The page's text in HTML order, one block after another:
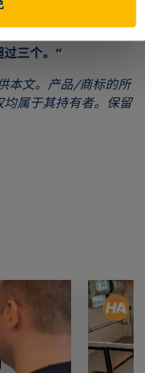
查，”
三个。”
本文。产品/商标的所
属于其持有者。保留